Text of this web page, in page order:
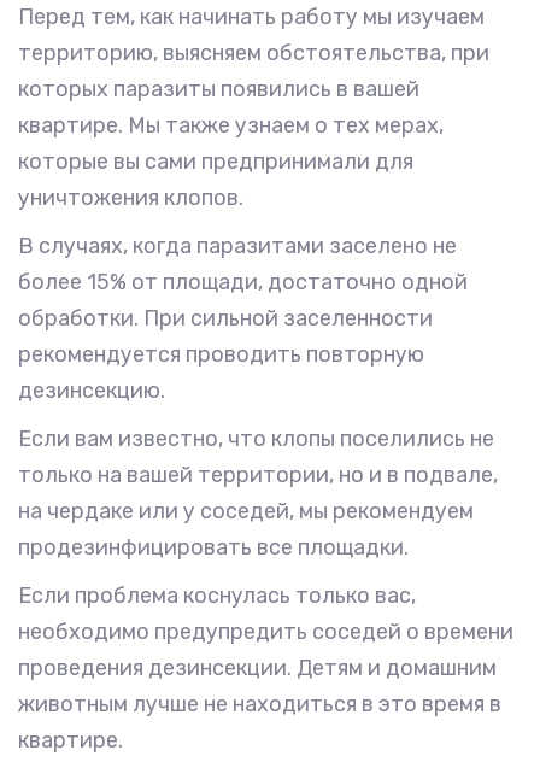
Перед тем, как начинать работу мы изучаем
территорию, выясняем обстоятельства, при
которых паразиты появились в вашей
квартире. Мы также узнаем о тех мерах,
которые вы сами предпринимали для
уничтожения клопов.
В случаях, когда паразитами заселено не
более 15% от площади, достаточно одной
обработки. При сильной заселенности
рекомендуется проводить повторную
дезинсекцию.
Если вам известно, что клопы поселились не
только на вашей территории, но и в подвале,
на чердаке или у соседей, мы рекомендуем
продезинфицировать все площадки.
Если проблема коснулась только вас,
необходимо предупредить соседей о времени
проведения дезинсекции. Детям и домашним
животным лучше не находиться в это время в
квартире.